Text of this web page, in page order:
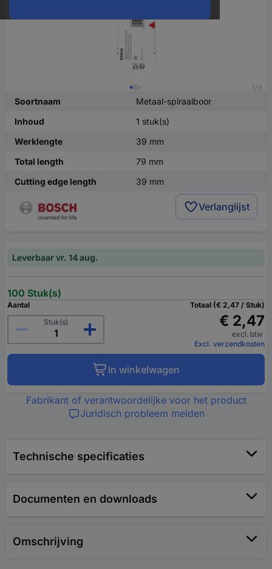
1/3
Soortnaam
Metaal-spiraalboor
Inhoud
1 stuk(s)
Werklengte
39 mm
Total length
79 mm
Cutting edge length
39 mm
Verlanglijst
Leverbaar vr. 14 aug.
100 Stuk(s)
Aantal
Stuk(s)
Totaal (€ 2,47 / Stuk)
€ 2,47
excl. btw
Excl. verzendkosten
In winkelwagen
Fabrikant of verantwoordelijke voor het product
Juridisch probleem melden
Technische specificaties
Documenten en downloads
Omschrijving